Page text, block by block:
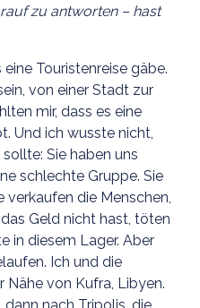
zu antworten – hast
eine Touristenreise gäbe.
von einer Stadt zur
mir, dass es eine
Und ich wusste nicht,
Sie haben uns
schlechte Gruppe. Sie
verkaufen die Menschen,
Geld nicht hast, töten
in diesem Lager. Aber
Ich und die
Nähe von Kufra, Libyen.